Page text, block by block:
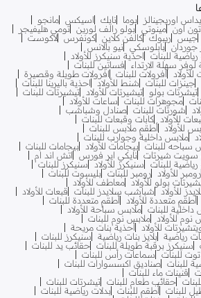
اوريجينالز بوما نايك اسيكس مانجو
اون مينوتي بولو رالف لورين تومي هليفيجر
جيس ريبوك كالفن كلاين كونفرس لاكوست
جوردان بابلوسكي نيو بالانس
للبنات
احذية سنيكرز للأولاد
لوفر سهلة الارتداء
فساتين للبنات
للأولاد افرولات للبنات
افرولات طويلة وقصيرة
جينزات للبنات شنط للأولاد
احذية باليرينا للبنات
تيشرتات بولو تيشيرتات للأولاد
تيشيرتات للبنات
مجوهرات للبنات
ساعات للأولاد
شورتات للبنات صنادل وشباشب
للأولاد
كابات وقبعات للبنات
للأولاد
أطقم ملابس للبنات
ملابس داخلية وجوارب للبنات
سباحه للبنات بيجامات للأولاد
بيجامات للبنات
سويت شيرتات نايكي اير فورس
اتش اند ام
للبنات سنيكرز للأولاد
سنيكرز للبنات
رومبر للأولاد رومبر للبنات بليسوت للبنات
بولو للأولاد معاطف للأولاد
للأولاد شباشب سلايدز للبنات
قبعات للأولاد
أطقم متعددة للأولاد
أطقم متعددة للبنات
داخلية للبنات ملابس سباحة للأولاد
نوم للأولاد
ملابس نوم للبنات
للأولاد
أحذية بنات مريحة
رياضية بلايز بنات رياضية
سنيكرز للبنات
سنيكرز برقبة طويلة للبنات حقائب يد للبنات
للبنات
سماعات رأس للبنات
للبنات صناديق اكسسوارات للبنات
قنينات ماء للبنات
حقائب طعام للبنات تيشرتات للبنات
للبنات أطقم للبنات بدلات رياضية للبنات